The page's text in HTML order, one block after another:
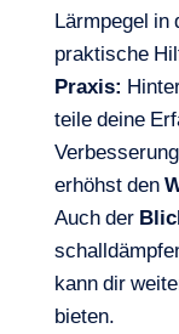
Lärmpegel in
praktische
Praxis:
teile deine
erhöhst den
Auch der
kann dir
bieten.